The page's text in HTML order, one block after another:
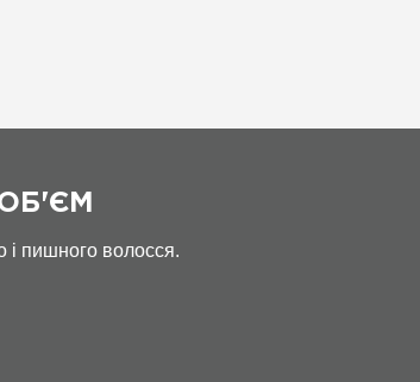
і пишного волосся.